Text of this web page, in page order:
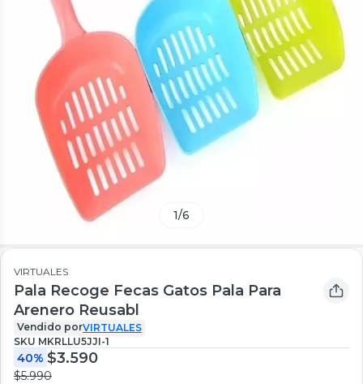
1/6
VIRTUALES
Pala Recoge Fecas Gatos Pala Para
Arenero Reusabl
Vendido porVIRTUALES
SKU MKRLLU5JJI-1
40% $3.590
$5.990